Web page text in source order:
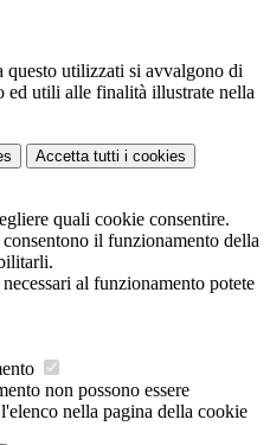
questo utilizzati si avvalgono di
ed utili alle finalità illustrate nella
Accetta tutti i cookies
quali cookie consentire.
il funzionamento della
al funzionamento potete
non possono essere
nella pagina della cookie